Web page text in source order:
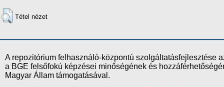
Tétel nézet
A repozitórium felhasználó-központú szolgáltatásfejlesztése
a BGE felsőfokú képzései minőségének és
Magyar Állam támogatásával.